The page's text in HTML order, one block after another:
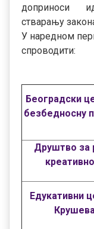
доприноси
стварању
У наредном
спроводити:
Београдски
безбедносну
Друштво за
Едукативни